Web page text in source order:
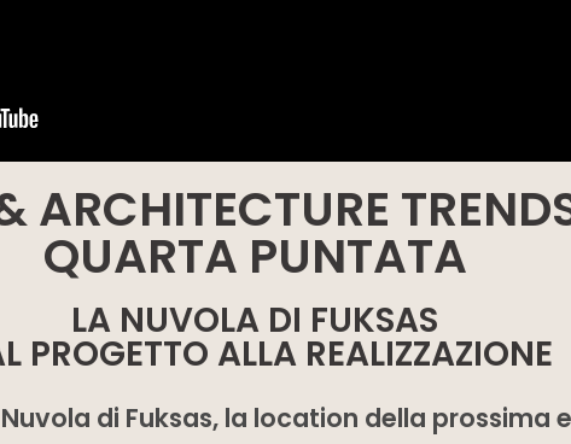
ARCHITECTURE
QUARTA PUNTATA
LA NUVOLA DI FUKSAS
PROGETTO ALLA REALIZZAZIONE
Nuvola di Fuksas, la location della prossima